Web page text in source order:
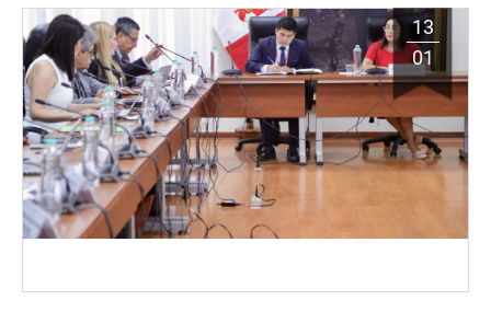
13
01